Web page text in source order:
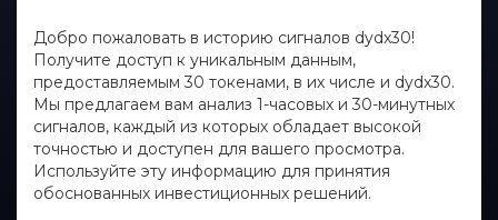
Добро пожаловать в историю сигналов dydx30!
Получите доступ к уникальным данным,
предоставляемым 30 токенами, в их числе и dydx30.
Мы предлагаем вам анализ 1-часовых и 30-минутных
сигналов, каждый из которых обладает высокой
точностью и доступен для вашего просмотра.
Используйте эту информацию для принятия
обоснованных инвестиционных решений.